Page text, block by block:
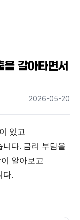
갈아타면서
2026-05-20
있고
다. 금리 부담을
알아보고
다.